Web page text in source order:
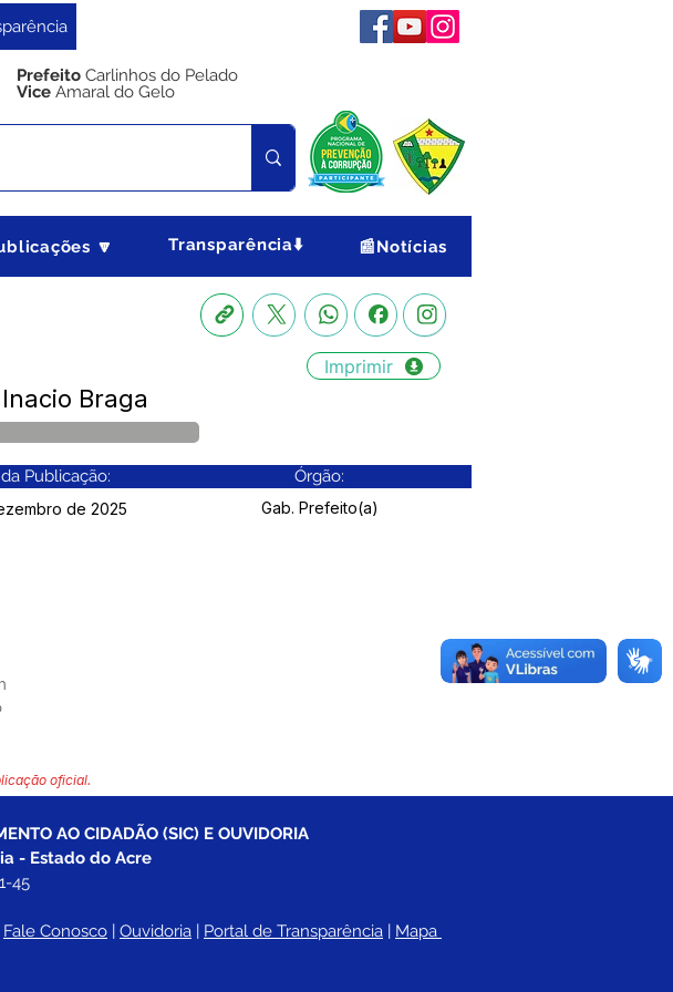
Prefeito Carlinhos do Pelado
Vice Amaral do Gelo
🔽 Transparência⬇️ 📰Notícias
Imprimir
Braga
Publicação: Órgão:
de 2025 Gab. Prefeito(a)
oficial.
AO CIDADÃO (SIC) E OUVIDORIA
- Estado do Acre
45
Fale Conosco | Ouvidoria | Portal de Transparência | Mapa